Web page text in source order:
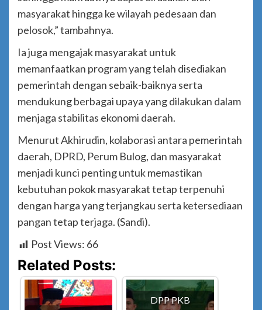
masyarakat hingga ke wilayah pedesaan dan
pelosok,” tambahnya.
Ia juga mengajak masyarakat untuk
memanfaatkan program yang telah disediakan
pemerintah dengan sebaik-baiknya serta
mendukung berbagai upaya yang dilakukan dalam
menjaga stabilitas ekonomi daerah.
Menurut Akhirudin, kolaborasi antara pemerintah
daerah, DPRD, Perum Bulog, dan masyarakat
menjadi kunci penting untuk memastikan
kebutuhan pokok masyarakat tetap terpenuhi
dengan harga yang terjangkau serta ketersediaan
pangan tetap terjaga. (Sandi).
Post Views: 66
Related Posts:
DPP PKB